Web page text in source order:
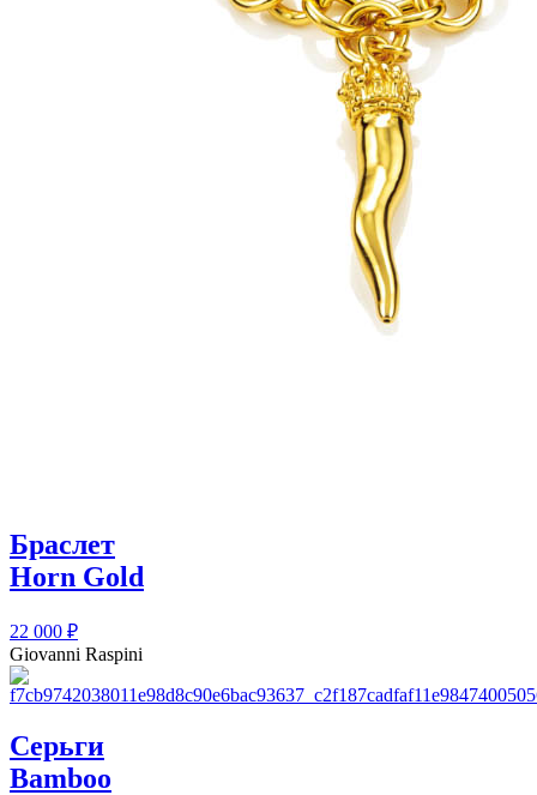
Браслет
Horn Gold
22 000 ₽
Giovanni Raspini
Серьги
Bamboo